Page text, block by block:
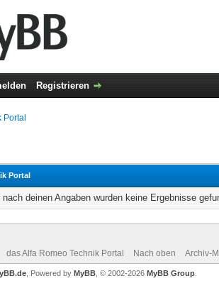
Registrieren
Portal
Portal
deinen Angaben wurden keine Ergebnisse
das Alfa Romeo Technik Portal Nach oben Archiv-
, Powered by MyBB , © 2002-2026 MyBB Group